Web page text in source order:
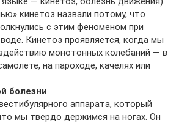
кинетоз назвали потому, что
с этим феноменом при
Кинетоз проявляется, когда мы
монотонных колебаний — в
на пароходе, качелях или
болезни
аппарата, который
мы твердо держимся на ногах. Он